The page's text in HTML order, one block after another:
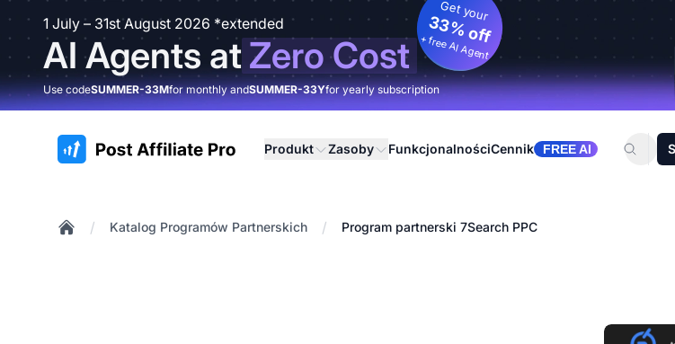
1 July – 31st August 2026 *extended
AI Agents atZero Cost
Get your
33% off
+ free AI Agent
Use codeSUMMER-33Mfor monthly andSUMMER-33Yfor yearly subscription
:site.title Produkt Zasoby FunkcjonalnościCennik FREE AI
/ Katalog Programów Partnerskich / Program partnerski 7Search PPC